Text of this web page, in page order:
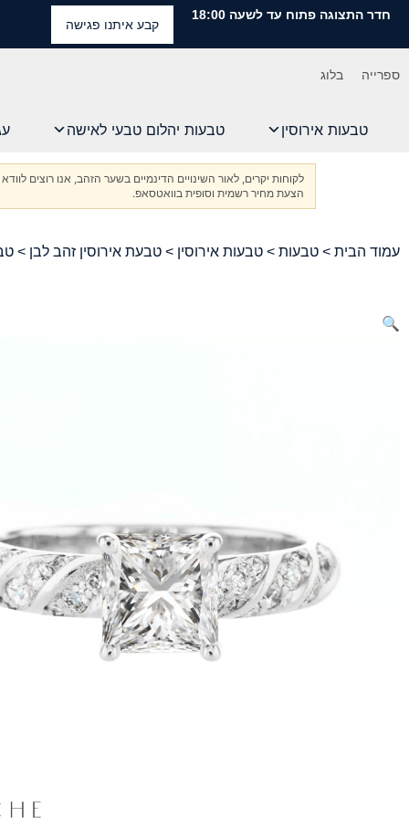
חדר התצוגה פתוח עד לשעה 18:00
קבע איתנו פגישה
ספרייה בלוג
טבעות אירוסין טבעות יהלום טבעי לאישה
לקוחות יקרים, לאור השינויים הדינמיים בשער הזהב, אנו
הצעת מחיר רשמית וסופית בוואטסאפ.
עמוד הבית > טבעות > טבעות אירוסין > טבעת אירוסין זהב לבן >
🔍